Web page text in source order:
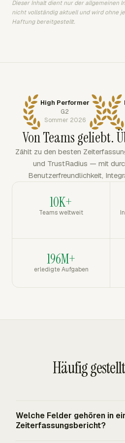
Dieser Inhalt dient nur der allgemeinen
nicht vollständig aktuell und wird ohne
Haftung bereitgestellt.
High Performer
G2
Sommer 2026
Von Teams geliebt.
Zählt zu den besten
und TrustRadius — mit
Benutzerfreundlichkeit,
10K+
Teams weltweit
196M+
erledigte Aufgaben
Häufig
Welche Felder gehören in
Zeiterfassungsbericht?